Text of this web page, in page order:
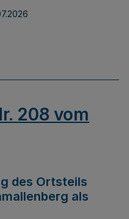
208 vom
des Ortsteils
als